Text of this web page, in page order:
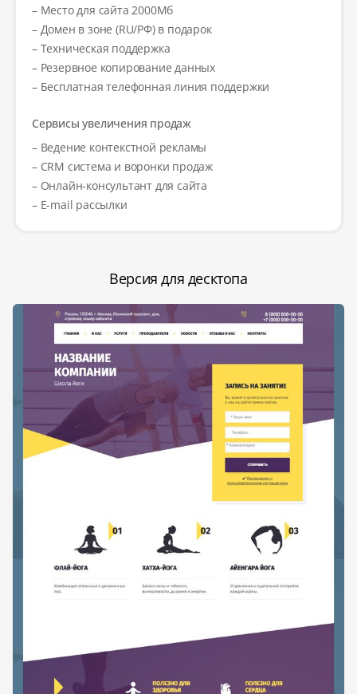
– Место для сайта 2000Мб
– Домен в зоне (RU/РФ) в подарок
– Техническая поддержка
– Резервное копирование данных
– Бесплатная телефонная линия поддержки
Сервисы увеличения продаж
– Ведение контекстной рекламы
– CRM система и воронки продаж
– Онлайн-консультант для сайта
– E-mail рассылки
Версия для десктопа